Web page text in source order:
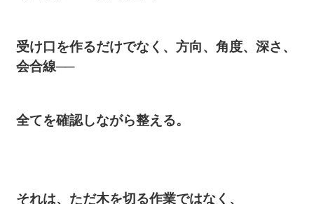
受け口を作るだけでなく、方向、角度、深さ、
会合線──
全てを確認しながら整える。
それは、ただ木を切る作業ではなく、